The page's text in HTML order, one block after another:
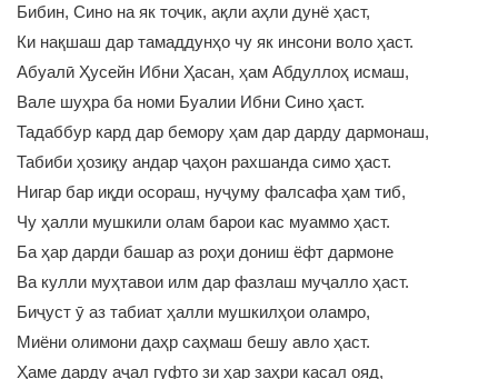
Бибин, Сино на як тоҷик, ақли аҳли дунё ҳаст,
Ки нақшаш дар тамаддунҳо чу як инсони воло ҳаст.
Абуалӣ Ҳусейн Ибни Ҳасан, ҳам Абдуллоҳ исмаш,
Вале шуҳра ба номи Буалии Ибни Сино ҳаст.
Тадаббур кард дар бемору ҳам дар дарду дармонаш,
Табиби ҳозиқу андар ҷаҳон рахшанда симо ҳаст.
Нигар бар иқди осораш, нуҷуму фалсафа ҳам тиб,
Чу ҳалли мушкили олам барои кас муаммо ҳаст.
Ба ҳар дарди башар аз роҳи дониш ёфт дармоне
Ва кулли муҳтавои илм дар фазлаш муҷалло ҳаст.
Биҷуст ӯ аз табиат ҳалли мушкилҳои оламро,
Миёни олимони даҳр саҳмаш бешу авло ҳаст.
Ҳаме дарду аҷал гуфто зи ҳар заҳри касал ояд,